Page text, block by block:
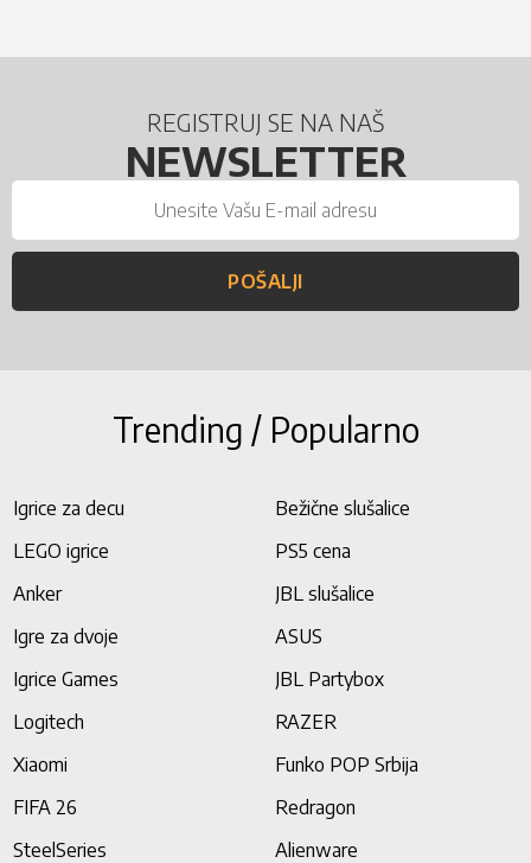
REGISTRUJ SE NA NAŠ
NEWSLETTER
POŠALJI
Trending / Popularno
Igrice za decu
Bežične slušalice
LEGO igrice
PS5 cena
Anker
JBL slušalice
Igre za dvoje
ASUS
Igrice Games
JBL Partybox
Logitech
RAZER
Xiaomi
Funko POP Srbija
FIFA 26
Redragon
SteelSeries
Alienware